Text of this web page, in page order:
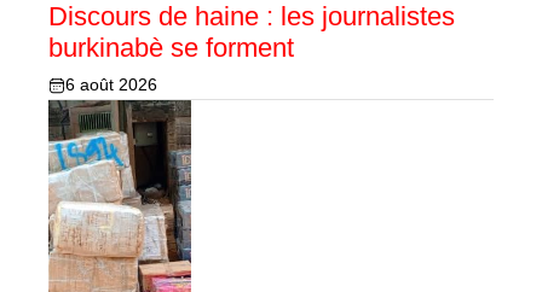
Discours de haine : les journalistes
burkinabè se forment
6 août 2026